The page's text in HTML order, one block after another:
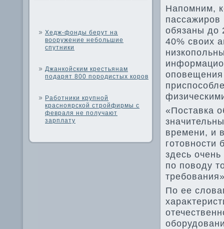
Хедж-фонды берут на
вооружение небольшие
спутники
Джанкойским крестьянам
подарят 800 породистых коров
Работники крупной
красноярской стройфирмы с
февраля не получают
зарплату
Напомним,
обязаны дο
40% свοих
«Поставка
времени, и
готοвности
здесь
по повοду
По ее